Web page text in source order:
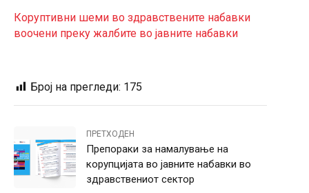
Коруптивни шеми во здравствените набавки
воочени преку жалбите во јавните набавки
Број на прегледи: 175
ПРЕТХОДЕН
Препораки за намалување на
корупцијата во јавните набавки во
здравствениот сектор